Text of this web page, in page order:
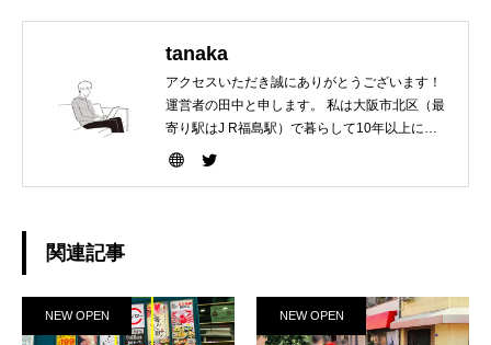
tanaka
アクセスいただき誠にありがとうございます！
運営者の田中と申します。 私は大阪市北区（最
寄り駅はJ R福島駅）で暮らして10年以上にな
ります。 梅田福島野田を生活商圏として行き来
なと思っています。どうぞ宜しくお願いしま
す！
関連記事
NEW OPEN NEW OPEN